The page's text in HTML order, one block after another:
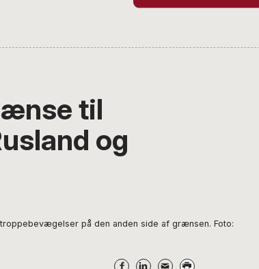
til
og
på den anden side af grænsen. Foto: